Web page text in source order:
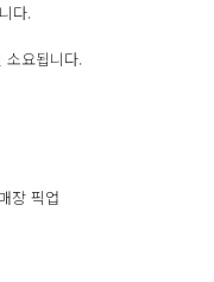
다.
요됩니다.
장 픽업